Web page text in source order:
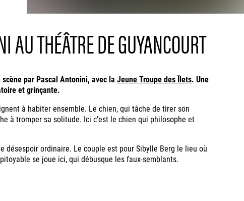
THÉÂTRE DE GUYANCOURT
par Pascal Antonini, avec la Jeune Troupe des Îlets. Une
et grinçante.
à habiter ensemble. Le chien, qui tâche de tirer son
à tromper sa solitude. Ici c’est le chien qui philosophe et
désespoir ordinaire. Le couple est pour Sibylle Berg le lieu où
se joue ici, qui débusque les faux-semblants.